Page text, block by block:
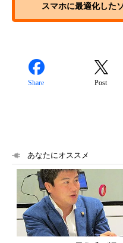
スマホに最適化した
Share Post
あなたにオススメ